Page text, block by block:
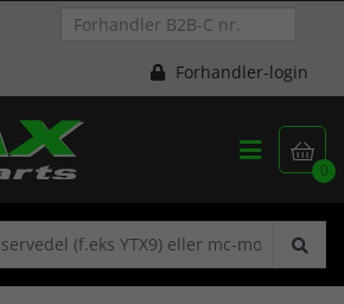
Forhandler-login

0
